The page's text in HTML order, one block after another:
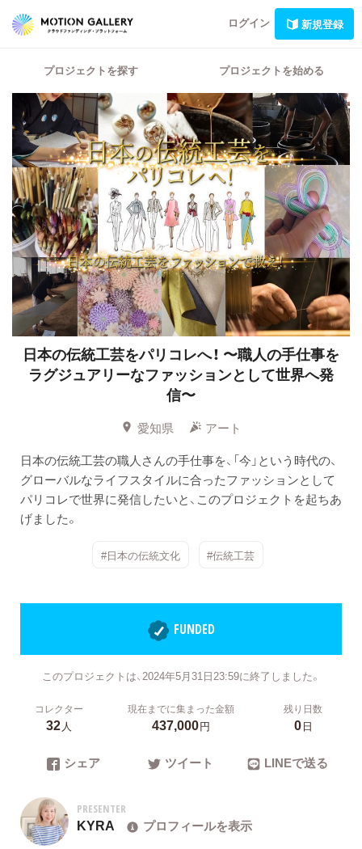
ログイン 新規登録
プロジェクトを探す プロジェクトを始める
日本の伝統工芸をパリコレへ！ 〜職人の手仕事を
ラグジュアリーなファッションとして世界へ発
信〜
愛知県
アート
日本の伝統工芸の職人さんの手仕事を、「今」という時代の、
グローバルなライフスタイルに合ったファッションとして
パリコレで世界に発信したいと、このプロジェクトを起ちあ
げました。
#日本の伝統文化 #伝統工芸
FUNDED
このプロジェクトは、2024年5月31日23:59に終了しました。
コレクター
32人
現在までに集まった金額
437,000円
残り日数
0日
シェア ツイート LINEで送る
PRESENTER
KYRA プロフィールを表示